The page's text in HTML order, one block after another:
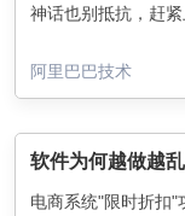
神话也别抵抗，赶紧
阿里巴巴技术
软件为何越做越
电商系统"限时折扣"